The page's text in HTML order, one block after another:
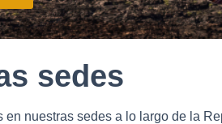
sedes
nuestras sedes a lo largo de la